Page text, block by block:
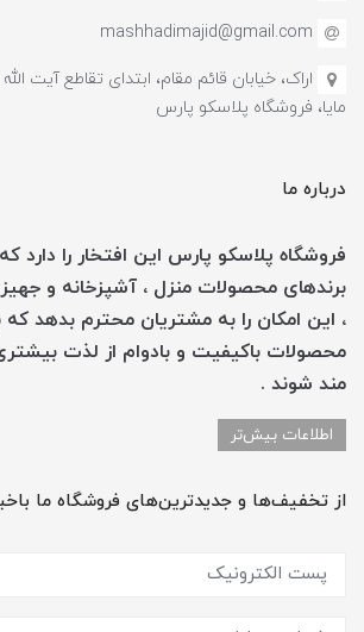
mashhadimajid@gmail.com
اراک، خیابان قائم مقام، ابتدای تقاطع آیت
مایا، فروشگاه پلاسکو پارس
درباره ما
فروشگاه پلاسکو پارس این افتخار را دارد
برندهای محصولات منزل ، آشپزخانه و
، این امکان را به مشتریان محترم بدهد که
محصولات باکیفیت و بادوام از لذت
مند شوند .
اطلاعات بیش‌تر
از تخفیف‌ها و جدیدترین‌های فروشگاه ما